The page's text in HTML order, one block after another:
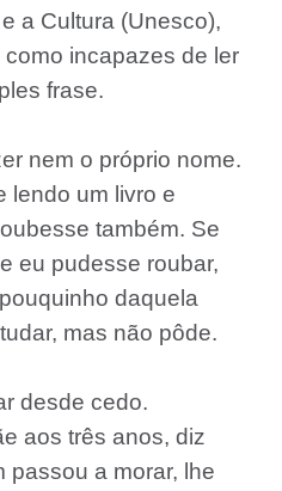
a Cultura (Unesco),
incapazes de ler
frase.
nem o próprio nome.
lendo um livro e
também. Se
eu pudesse roubar,
daquela
mas não pôde.
desde cedo.
aos três anos, diz
passou a morar, lhe